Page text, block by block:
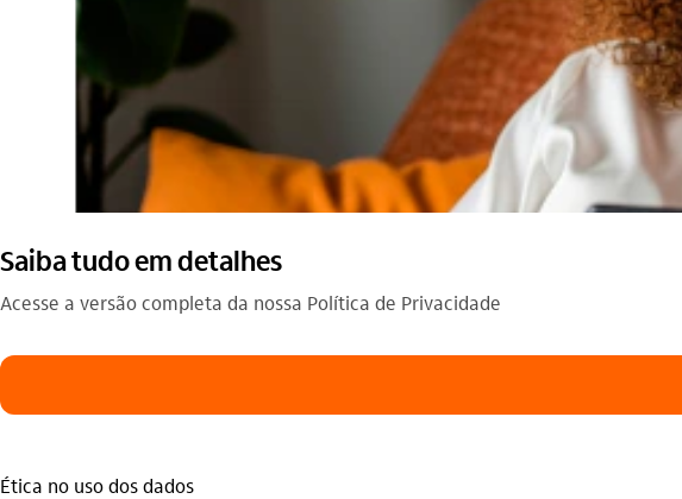
Saiba tudo em detalhes
Acesse a versão completa da nossa Política de Privacidade
Ética no uso dos dados